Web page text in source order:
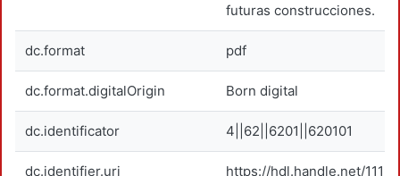
futuras construcciones.
dc.format pdf
dc.format.digitalOrigin Born digital
dc.identificator 4||62||6201||620101
dc.identifier.uri https://hdl.handle.net/